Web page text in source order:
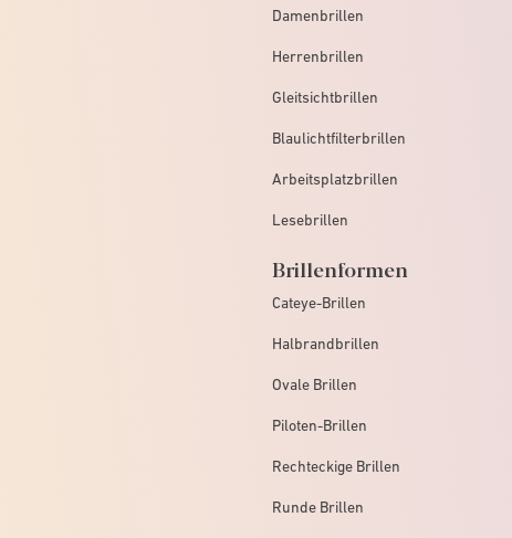
Damenbrillen
Herrenbrillen
Gleitsichtbrillen
Blaulichtfilterbrillen
Arbeitsplatzbrillen
Lesebrillen
Brillenformen
Cateye-Brillen
Halbrandbrillen
Ovale Brillen
Piloten-Brillen
Rechteckige Brillen
Runde Brillen